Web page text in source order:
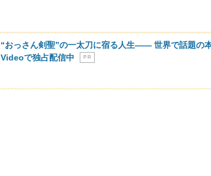
“おっさん剣聖”の一太刀に宿る人生―― 世界で話題の
Videoで独占配信中
P R